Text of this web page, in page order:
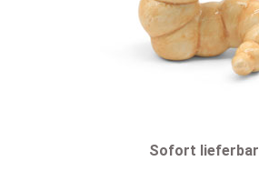
Sofort lieferbar